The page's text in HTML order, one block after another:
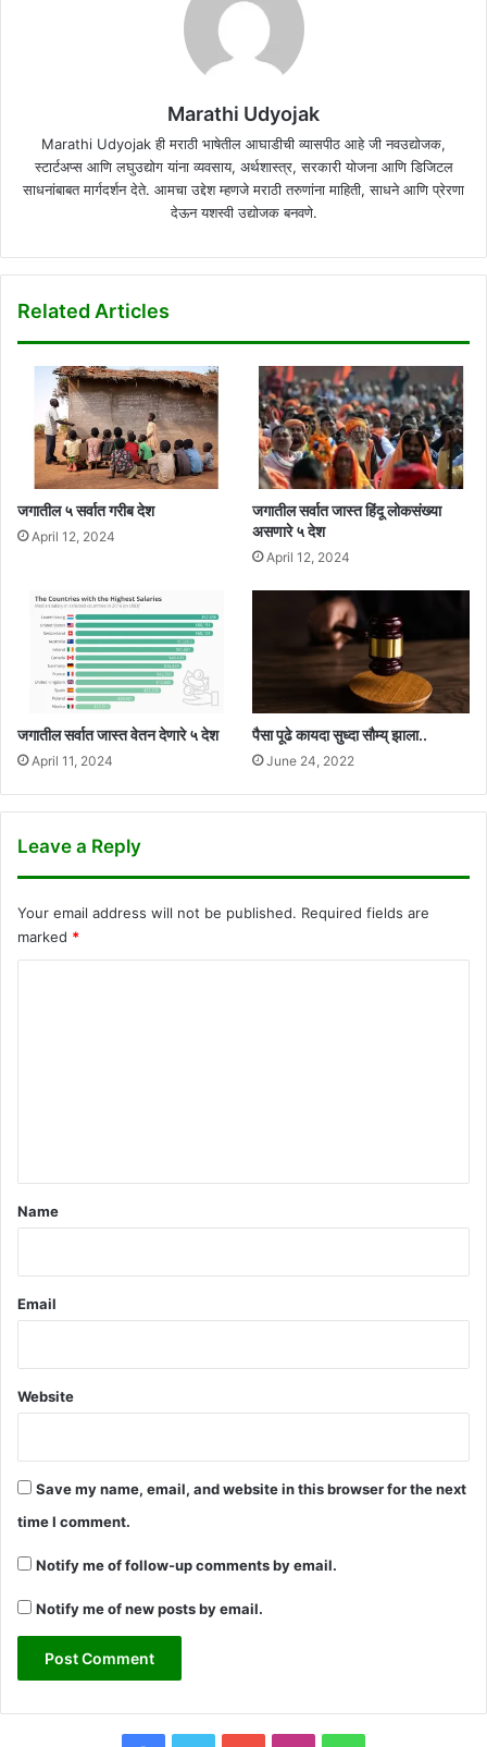
Marathi Udyojak
Marathi Udyojak ही मराठी भाषेतील आघाडीची व्यासपीठ आहे जी नवउद्योजक,
स्टार्टअप्स आणि लघुउद्योग यांना व्यवसाय, अर्थशास्त्र, सरकारी योजना आणि डिजिटल
साधनांबाबत मार्गदर्शन देते. आमचा उद्देश म्हणजे मराठी तरुणांना माहिती, साधने आणि प्रेरणा
देऊन यशस्वी उद्योजक बनवणे.
Related Articles
जगातील ५ सर्वात गरीब देश
April 12, 2024
जगातील सर्वात जास्त हिंदू लोकसंख्या
असणारे ५ देश
April 12, 2024
जगातील सर्वात जास्त वेतन देणारे ५ देश
April 11, 2024
पैसा पूढे कायदा सुध्दा सौम्य् झाला..
June 24, 2022
Leave a Reply
Your email address will not be published. Required fields are
marked *
*
Name
Email
Website
Save my name, email, and website in this browser for the next
time I comment.
Notify me of follow-up comments by email.
Notify me of new posts by email.